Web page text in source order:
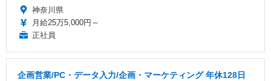
神奈川県
月給25万5,000円～
正社員
企画営業/PC・データ入力/企画・マーケティング 年休128日